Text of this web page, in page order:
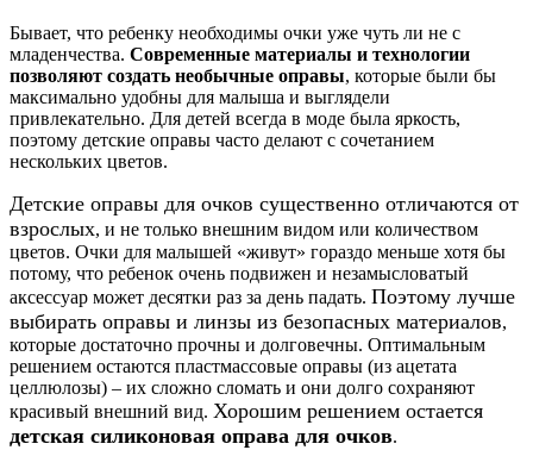
Бывает, что ребенку необходимы очки уже чуть ли не с
младенчества. Современные материалы и технологии
позволяют создать необычные оправы, которые были бы
максимально удобны для малыша и выглядели
привлекательно. Для детей всегда в моде была яркость,
поэтому детские оправы часто делают с сочетанием
нескольких цветов.
Детские оправы для очков существенно отличаются от
взрослых, и не только внешним видом или количеством
цветов. Очки для малышей «живут» гораздо меньше хотя бы
потому, что ребенок очень подвижен и незамысловатый
аксессуар может десятки раз за день падать. Поэтому лучше
выбирать оправы и линзы из безопасных материалов,
которые достаточно прочны и долговечны. Оптимальным
решением остаются пластмассовые оправы (из ацетата
целлюлозы) – их сложно сломать и они долго сохраняют
красивый внешний вид. Хорошим решением остается
детская силиконовая оправа для очков.